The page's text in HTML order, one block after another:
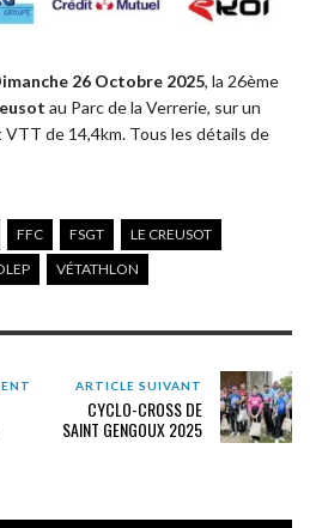
26 Octobre 2025, la 26ème
au Parc de la Verrerie, sur un
de 14,4km. Tous les détails de
FFC FSGT
LE CREUSOT
VÉTATHLON
ARTICLE SUIVANT
CYCLO-CROSS DE
SAINT GENGOUX 2025